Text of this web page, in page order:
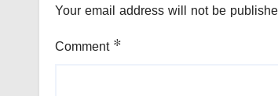
Your email address will not be
Comment *